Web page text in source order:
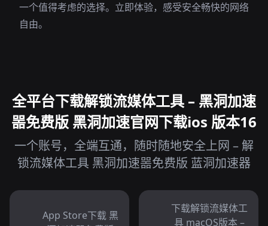
一个值得考虑的选择。立即体验，感受安全畅快的网络
自由。
全平台下载解锁流媒体工具 – 黑洞加速
噐免费版 黑洞加速官网下载ios 版本16
一个账号，全端互通，随时随地安全上网 – 解
锁流媒体工具 黑洞加速噐免费版 蓝洞加速器
App Store下载 黑
下载解锁流媒体工
具 macOS版本 –